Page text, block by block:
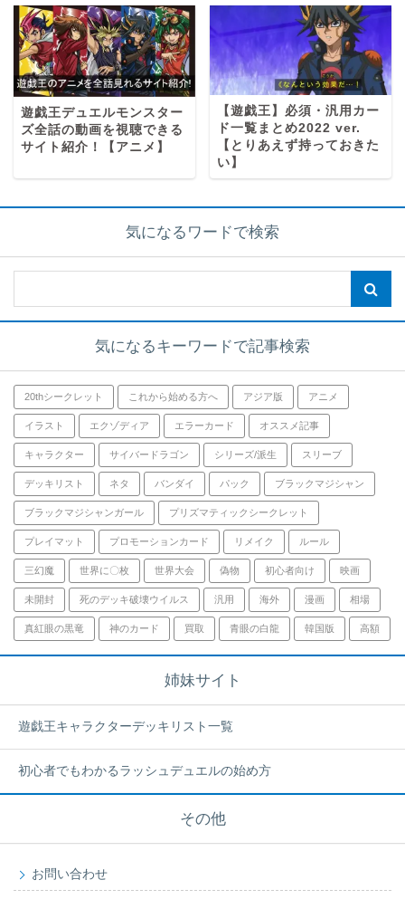
遊戯王デュエルモンスター
ズ全話の動画を視聴できる
サイト紹介！【アニメ】
【遊戯王】必須・汎用カー
ド一覧まとめ2022 ver.
【とりあえず持っておきた
い】
気になるワードで検索
気になるキーワードで記事検索
20thシークレット これから始める方へ アジア版 アニメ
イラスト エクゾディア エラーカード オススメ記事
キャラクター サイバードラゴン シリーズ/派生 スリーブ
デッキリスト ネタ バンダイ パック ブラックマジシャン
ブラックマジシャンガール プリズマティックシークレット
プレイマット プロモーションカード リメイク ルール
三幻魔 世界に〇枚 世界大会 偽物 初心者向け 映画
未開封 死のデッキ破壊ウイルス 汎用 海外 漫画 相場
真紅眼の黒竜 神のカード 買取 青眼の白龍 韓国版 高額
姉妹サイト
遊戯王キャラクターデッキリスト一覧
初心者でもわかるラッシュデュエルの始め方
その他
お問い合わせ